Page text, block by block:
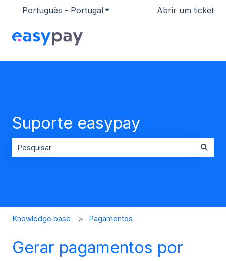
Português - PortugalMostrar submenu para
Abrir um ticket
Suporte easypay
Knowledge base Pagamentos
Gerar pagamentos por